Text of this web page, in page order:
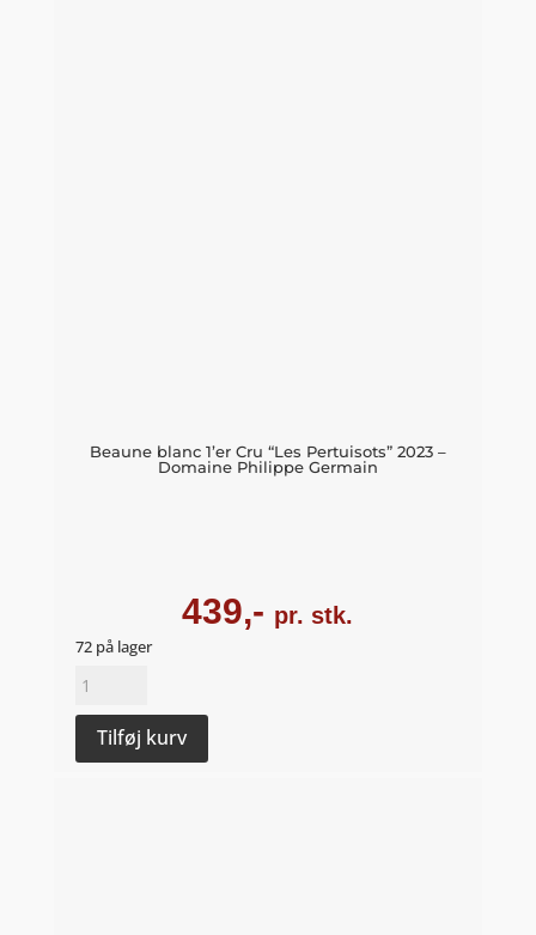
Beaune blanc 1’er Cru “Les Pertuisots” 2023 –
Domaine Philippe Germain
439,- pr. stk.
72 på lager
Beaune
1'er
Cru
Tilføj kurv